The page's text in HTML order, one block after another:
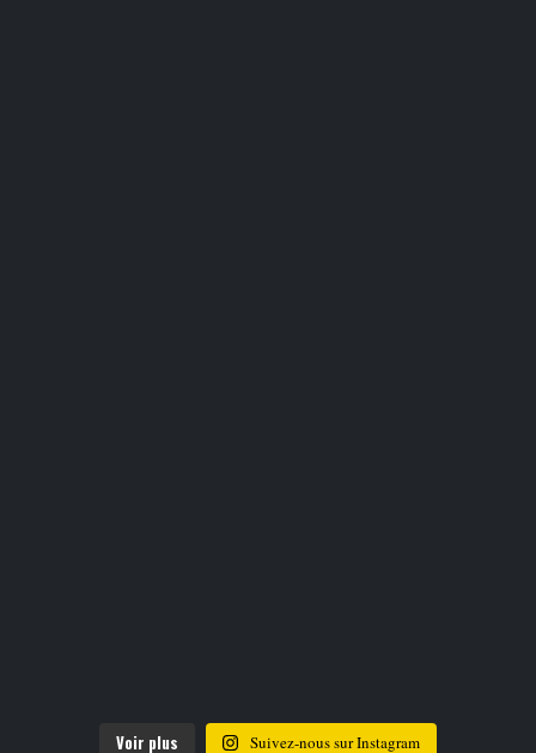
Voir plus Suivez-nous sur Instagram